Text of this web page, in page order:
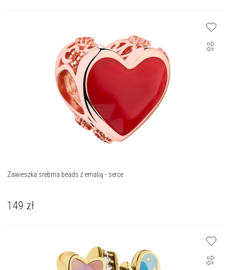
Zawieszka srebrna beads z emalią - serce
149 zł